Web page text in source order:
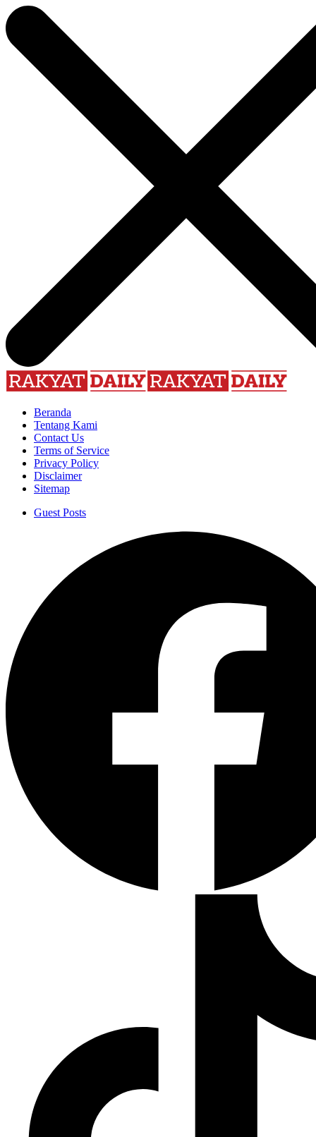
Beranda
Tentang Kami
Contact Us
Terms of Service
Privacy Policy
Disclaimer
Sitemap
Guest Posts